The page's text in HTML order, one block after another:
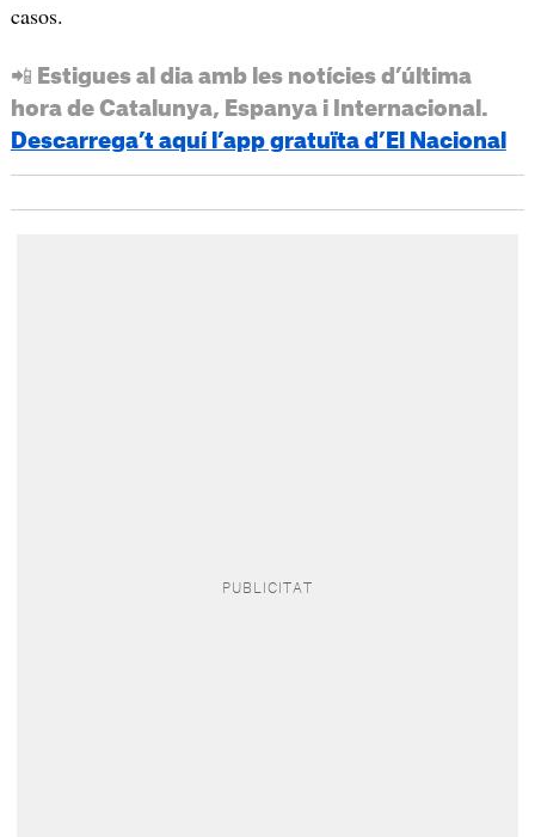
casos.
📲 Estigues al dia amb les notícies d’última
hora de Catalunya, Espanya i Internacional.
Descarrega’t aquí l’app gratuïta d’El Nacional